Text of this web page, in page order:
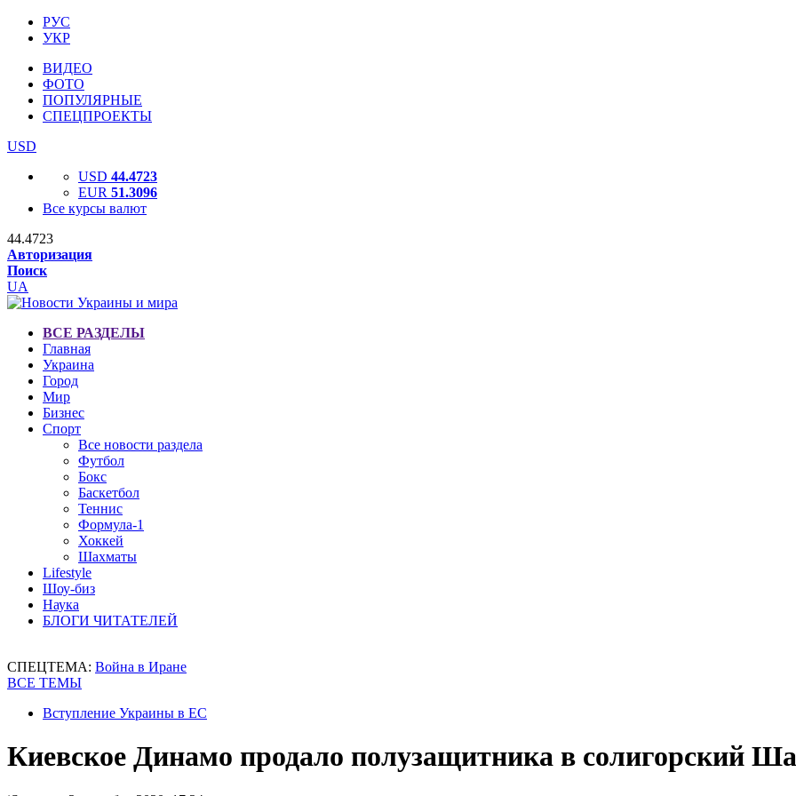
РУС
УКР
ВИДЕО
ФОТО
ПОПУЛЯРНЫЕ
СПЕЦПРОЕКТЫ
USD
USD 44.4723
EUR 51.3096
Все курсы валют
44.4723
Авторизация
Поиск
UA
ВСЕ РАЗДЕЛЫ
Главная
Украина
Город
Мир
Бизнес
Спорт
Все новости раздела
Футбол
Бокс
Баскетбол
Теннис
Формула-1
Хоккей
Шахматы
Lifestyle
Шоу-биз
Наука
БЛОГИ ЧИТАТЕЛЕЙ
СПЕЦТЕМА: Война в Иране
ВСЕ ТЕМЫ
Вступление Украины в ЕС
Киевское Динамо продало полузащитника в солигорский